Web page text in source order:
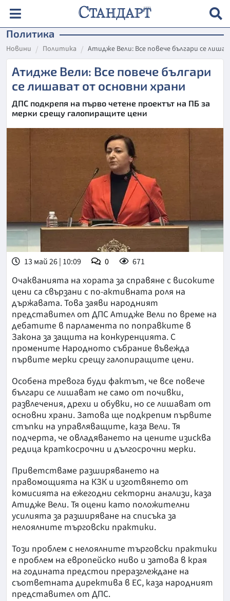
Политика
Новини Политика Атидже Вели: Все повече българи се
Атидже Вели: Все повече българи
се лишават от основни храни
ДПС подкрепя на първо четене проектът на ПБ за
мерки срещу галопиращите цени
13 май 26 | 10:09 0 671
Очакванията на хората за справяне с високите
цени са свързани с по-активната роля на
държавата. Това заяви народният
представител от ДПС Атидже Вели по време на
дебатите в парламента по поправките в
Закона за защита на конкуренцията. С
промените Народното събрание въвежда
първите мерки срещу галопиращите цени.
Особена тревога буди фактът, че все повече
българи се лишават не само от почивки,
развлечения, дрехи и обувки, но се лишават от
основни храни. Затова ще подкрепим първите
стъпки на управляващите, каза Вели. Тя
подчерта, че овладяването на цените изисква
редица краткосрочни и дългосрочни мерки.
Приветстваме разширяването на
правомощията на КЗК и изготвянето от
комисията на ежегодни секторни анализи, каза
Атидже Вели. Тя оцени като положителни
усилията за разширяване на списъка за
нелоялните търговски практики.
Този проблем с нелоялните търговски практики
е проблем на европейско ниво и затова в края
на годината предстои преразглеждане на
съответната директива в ЕС, каза народният
представител от ДПС.